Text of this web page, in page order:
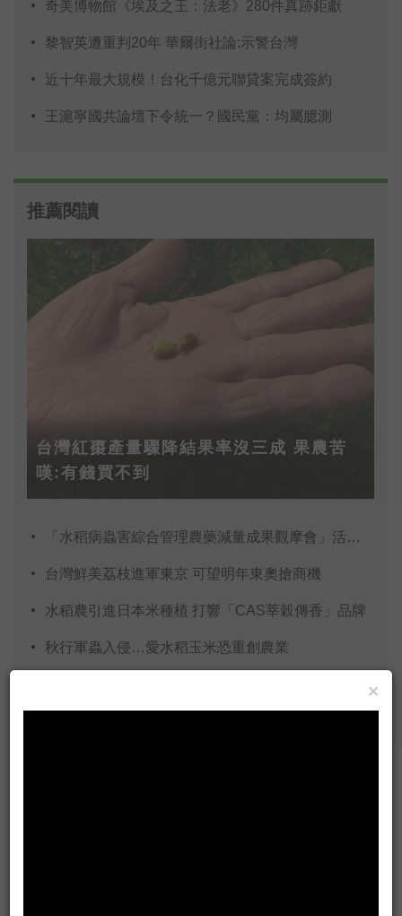
奇美博物館《埃及之王：法老》280件真跡鉅獻
黎智英遭重判20年 華爾街社論:示警台灣
近十年最大規模！台化千億元聯貸案完成簽約
王滬寧國共論壇下令統一？國民黨：均屬臆測
推薦閱讀
台灣紅棗產量驟降結果率沒三成 果農苦
嘆:有錢買不到
「水稻病蟲害綜合管理農藥減量成果觀摩會」活動紀實
台灣鮮美荔枝進軍東京 可望明年東奧搶商機
水稻農引進日本米種植 打響「CAS莘穀傳香」品牌
秋行軍蟲入侵…愛水稻玉米恐重創農業
×